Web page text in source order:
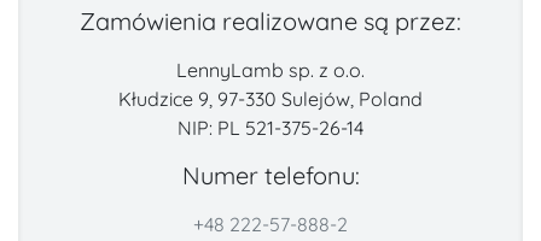
Zamówienia realizowane są przez:
LennyLamb sp. z o.o.
Kłudzice 9, 97-330 Sulejów, Poland
NIP: PL 521-375-26-14
Numer telefonu:
+48 222-57-888-2